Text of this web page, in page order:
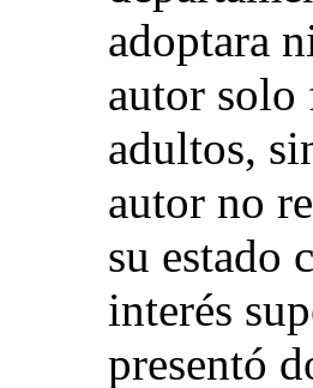
adoptara
autor solo
adultos,
autor no
su estado
interés
presentó